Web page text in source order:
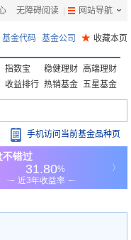
无障碍阅读 网站导航
基金代码 基金公司 ★ 收藏本页
指数宝 稳健理财 高端理财
收益排行 热销基金 五星基金
手机访问当前基金品种页